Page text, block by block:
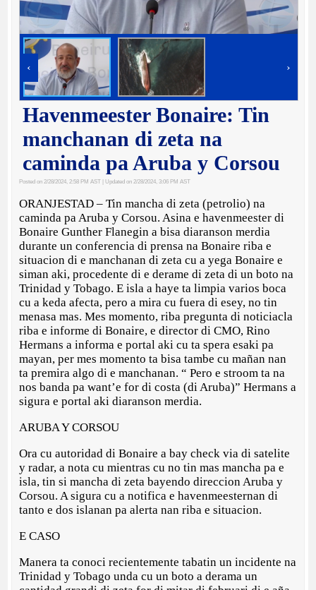
‹ ›
Havenmeester Bonaire: Tin
manchanan di zeta na
caminda pa Aruba y Corsou
Posted on 2/28/2024, 2:58 PM AST | Updated on 2/28/2024, 3:06 PM AST
ORANJESTAD – Tin mancha di zeta (petrolio) na
caminda pa Aruba y Corsou. Asina e havenmeester di
Bonaire Gunther Flanegin a bisa diaranson merdia
durante un conferencia di prensa na Bonaire riba e
situacion di e manchanan di zeta cu a yega Bonaire e
siman aki, procedente di e derame di zeta di un boto na
Trinidad y Tobago. E isla a haye ta limpia varios boca
cu a keda afecta, pero a mira cu fuera di esey, no tin
menasa mas. Mes momento, riba pregunta di noticiacla
riba e informe di Bonaire, e director di CMO, Rino
Hermans a informa e portal aki cu ta spera esaki pa
mayan, per mes momento ta bisa tambe cu mañan nan
ta premira algo di e manchanan. “ Pero e stroom ta na
nos banda pa want’e for di costa (di Aruba)” Hermans a
sigura e portal aki diaranson merdia.
ARUBA Y CORSOU
Ora cu autoridad di Bonaire a bay check via di satelite
y radar, a nota cu mientras cu no tin mas mancha pa e
isla, tin si mancha di zeta bayendo direccion Aruba y
Corsou. A sigura cu a notifica e havenmeesternan di
tanto e dos islanan pa alerta nan riba e situacion.
E CASO
Manera ta conoci recientemente tabatin un incidente na
Trinidad y Tobago unda cu un boto a derama un